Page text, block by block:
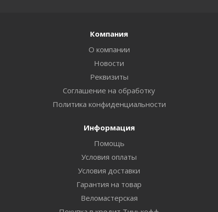
Компания
О компании
Новости
Реквизиты
Соглашение на обработку
Политика конфиденциальности
Информация
Помощь
Условия оплаты
Условия доставки
Гарантия на товар
Веломастерская